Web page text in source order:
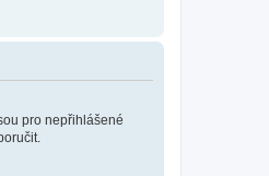
pro nepřihlášené